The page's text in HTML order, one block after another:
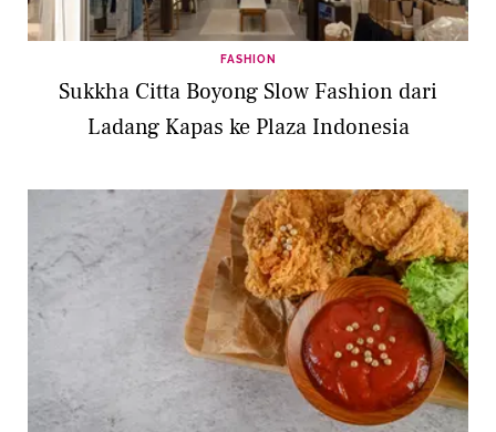
FASHION
Sukkha Citta Boyong Slow Fashion dari
Ladang Kapas ke Plaza Indonesia